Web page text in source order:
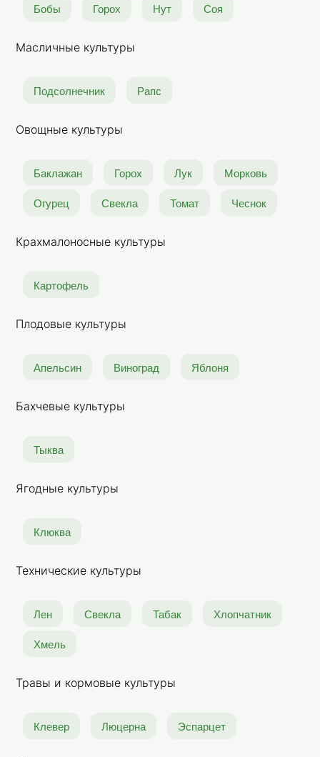
Бобы Горох Нут Соя
Масличные культуры
Подсолнечник Рапс
Овощные культуры
Баклажан Горох Лук
Морковь
Огурец
Свекла Томат Чеснок
Крахмалоносные культуры
Картофель
Плодовые культуры
Апельсин Виноград Яблоня
Бахчевые культуры
Тыква
Ягодные культуры
Клюква
Технические культуры
Лен Свекла Табак
Хлопчатник
Хмель
Травы и кормовые культуры
Клевер Люцерна Эспарцет